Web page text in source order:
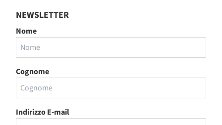
NEWSLETTER
Nome
Cognome
Indirizzo E-mail